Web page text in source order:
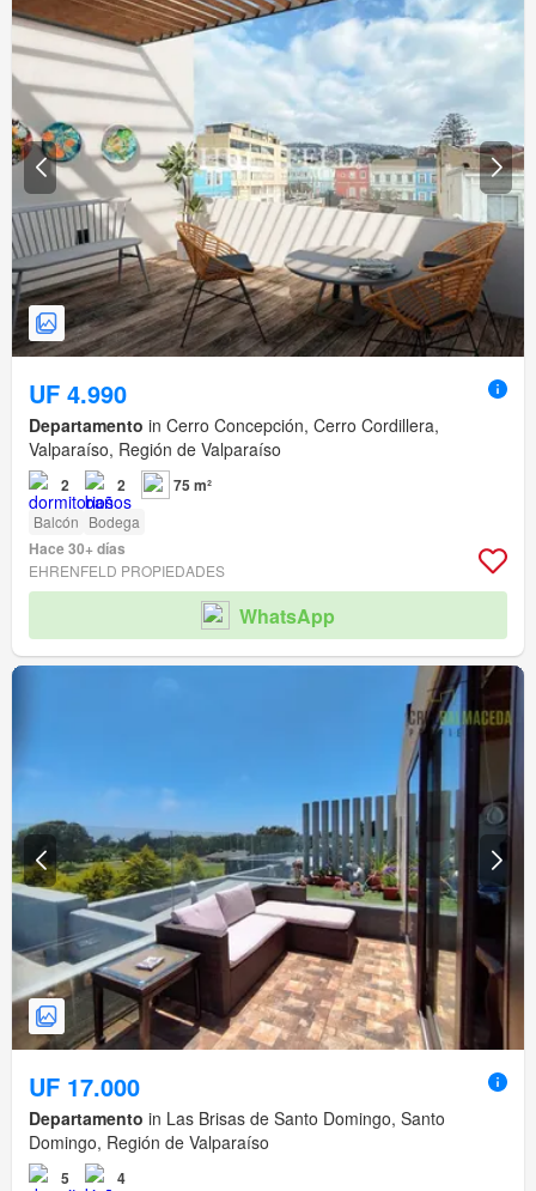
UF 4.990
Departamento in Cerro Concepción, Cerro Cordillera,
Valparaíso, Región de Valparaíso
2 2 75 m²
Balcón Bodega
Hace 30+ días
EHRENFELD PROPIEDADES
WhatsApp
UF 17.000
Departamento in Las Brisas de Santo Domingo, Santo
Domingo, Región de Valparaíso
5 4